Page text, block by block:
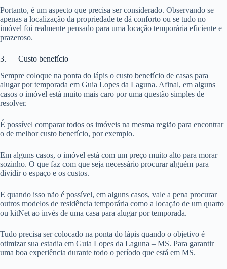
Portanto, é um aspecto que precisa ser considerado. Observando se
apenas a localização da propriedade te dá conforto ou se tudo no
imóvel foi realmente pensado para uma locação temporária eficiente e
prazeroso.
3. Custo benefício
Sempre coloque na ponta do lápis o custo benefício de casas para
alugar por temporada em Guia Lopes da Laguna. Afinal, em alguns
casos o imóvel está muito mais caro por uma questão simples de
resolver.
É possível comparar todos os imóveis na mesma região para encontrar
o de melhor custo benefício, por exemplo.
Em alguns casos, o imóvel está com um preço muito alto para morar
sozinho. O que faz com que seja necessário procurar alguém para
dividir o espaço e os custos.
E quando isso não é possível, em alguns casos, vale a pena procurar
outros modelos de residência temporária como a locação de um quarto
ou kitNet ao invés de uma casa para alugar por temporada.
Tudo precisa ser colocado na ponta do lápis quando o objetivo é
otimizar sua estadia em Guia Lopes da Laguna – MS. Para garantir
uma boa experiência durante todo o período que está em MS.